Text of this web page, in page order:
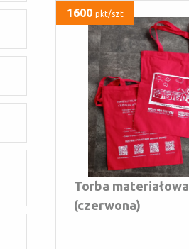
1600 pkt/szt
Torba materiałowa
(czerwona)